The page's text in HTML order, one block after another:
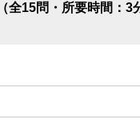
15問・所要時間：3